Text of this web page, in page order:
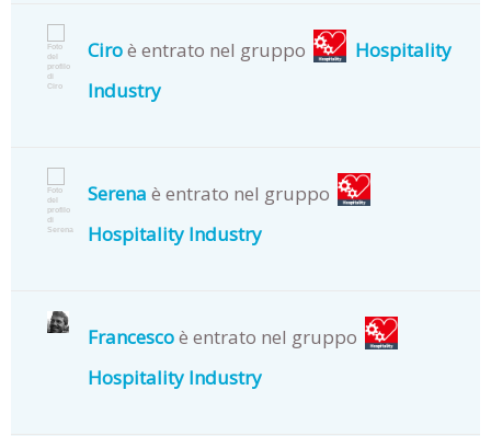
Ciroè entrato nel gruppo
Hospitality
Industry
Serena è entrato nel gruppo
Hospitality Industry
Francescoè entrato nel gruppo
Hospitality Industry